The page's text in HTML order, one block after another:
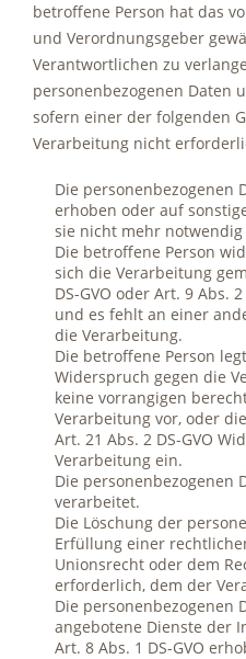
betroffene Person hat das
und Verordnungsgeber
Verantwortlichen zu
personenbezogenen Daten
sofern einer der folgenden
Verarbeitung nicht
Die personenbezogenen
erhoben oder auf
sie nicht mehr notwendig
Die betroffene Person
sich die Verarbeitung
DS-GVO oder Art. 9 Abs.
und es fehlt an einer
die Verarbeitung.
Die betroffene Person
Widerspruch gegen die
keine vorrangigen
Verarbeitung vor, oder
Art. 21 Abs. 2 DS-GVO
Verarbeitung ein.
Die personenbezogenen
verarbeitet.
Die Löschung der
Erfüllung einer
Unionsrecht oder dem
erforderlich, dem der
Die personenbezogenen
angebotene Dienste der
Art. 8 Abs. 1 DS-GVO